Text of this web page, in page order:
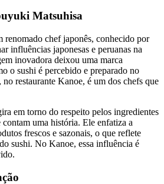
Matsuhisa
chef japonês, conhecido por
influências japonesas e peruanas na
inovadora deixou uma marca
o sushi é percebido e preparado no
restaurante Kanoe, é um dos chefs que
em torno do respeito pelos ingredientes
contam uma história. Ele enfatiza a
frescos e sazonais, o que reflete
sushi. No Kanoe, essa influência é